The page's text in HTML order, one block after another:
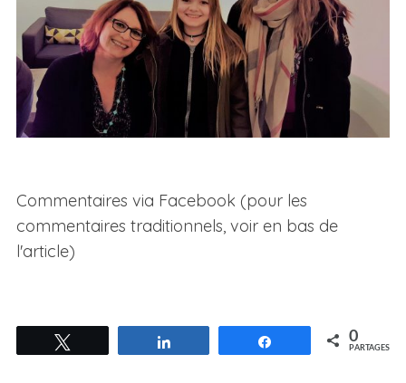
Commentaires via Facebook (pour les
commentaires traditionnels, voir en bas de
l'article)
Partagez 0
PARTAGES